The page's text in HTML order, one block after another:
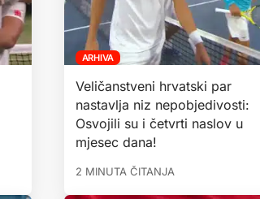
ARHIVA
Veličanstveni hrvatski par
nastavlja niz nepobjedivosti:
Osvojili su i četvrti naslov u
mjesec dana!
2 MINUTA ČITANJA